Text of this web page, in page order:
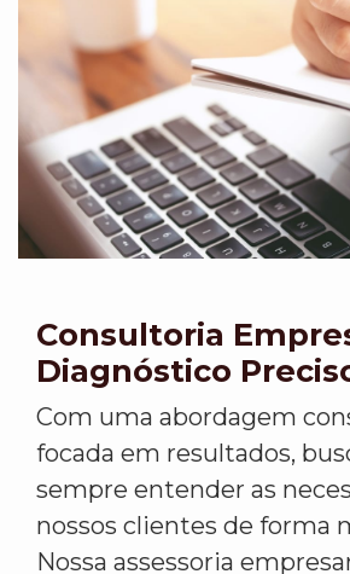
Consultoria
Diagnóstico
Com uma abordagem
focada em resultados,
sempre entender as
nossos clientes de forma
Nossa assessoria